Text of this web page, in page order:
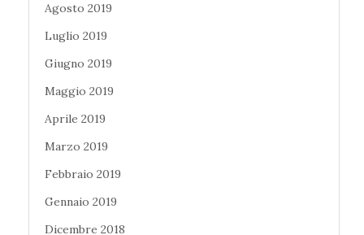
Agosto 2019
Luglio 2019
Giugno 2019
Maggio 2019
Aprile 2019
Marzo 2019
Febbraio 2019
Gennaio 2019
Dicembre 2018